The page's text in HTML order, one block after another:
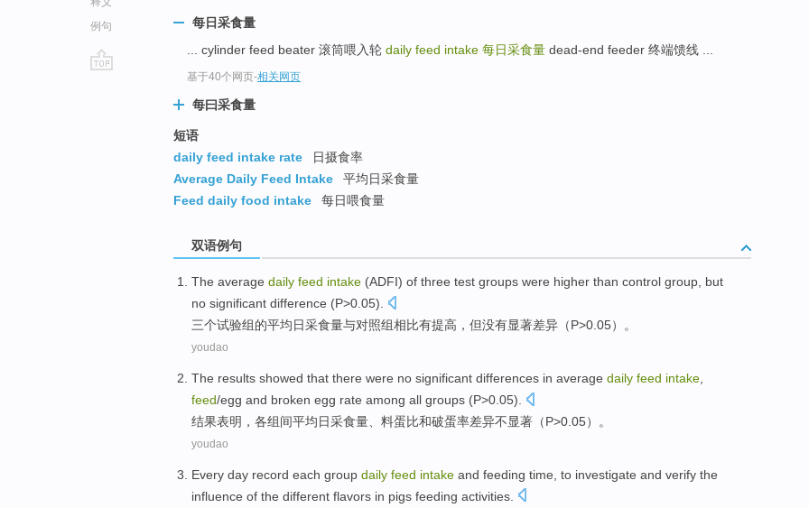
例句
每日采食量
... cylinder feed beater 滚筒喂入轮 daily feed intake 每日采食量 dead-end feeder 终端馈线 ...
基于40个网页-相关网页
每曰采食量
短语
daily feed intake rate
日摄食率
Average Daily Feed Intake
平均日采食量
Feed daily food intake
每日喂食量
双语例句
The average daily feed intake (ADFI) of three test groups were higher than control group but
no significant difference (P>0.05).
三个试验组的平均日采食量与对照组相比有提高 ， 但没有显著差异 （P>0.05）。
youdao
The results showed that there were no significant differences in average daily feed intake
feed/egg and broken egg rate among all groups (P>0.05).
结果表明 ， 各组间平均日采食量 料蛋比和破蛋率差异不显著 （P>0.05）。
youdao
Every day record each group daily feed intake and feeding time , to investigate and verify the
influence of the different flavors in pigs feeding activities